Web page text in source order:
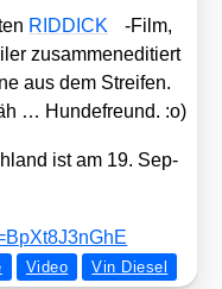
RIDDICK
-Film,
zusam­men­edi­tiert
aus dem Strei­fen.
… Hun­de­freund. :o)
ist am 19. Sep­
Video Vin Diesel